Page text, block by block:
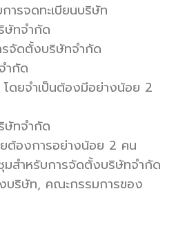
ารจดทะเบียนบริษัท
ษัทจำกัด
จัดตั้งบริษัทจำกัด
ำกัด
ดยจำเป็นต้องมีอย่างน้อย 2
ษัทจำกัด
ต้องการอย่างน้อย 2 คน
มสำหรับการจัดตั้งบริษัทจำกัด
บริษัท, คณะกรรมการของ